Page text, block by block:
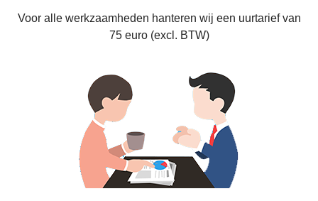
Voor alle werkzaamheden hanteren wij een uurtarief van
75 euro (excl. BTW)